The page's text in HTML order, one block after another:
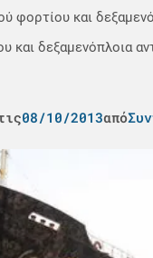
και
δεξαμενόπλοια
08/10/2013από